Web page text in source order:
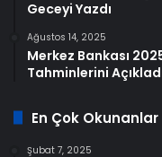
Geceyi Yazdı
Ağustos 14, 2025
Merkez Bankası
Tahminlerini
En Çok Okunanlar
Şubat 7, 2025